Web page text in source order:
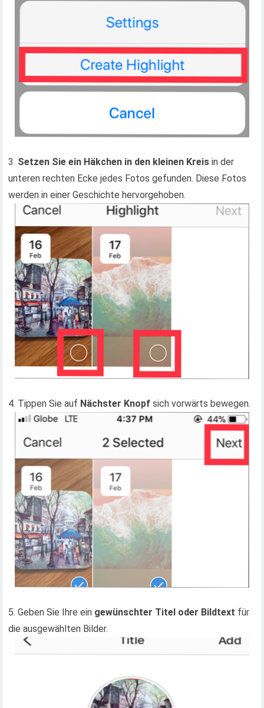
3. Setzen Sie ein Häkchen in den kleinen Kreis in der
unteren rechten Ecke jedes Fotos gefunden. Diese Fotos
werden in einer Geschichte hervorgehoben.
4. Tippen Sie auf Nächster Knopf sich vorwärts bewegen.
5. Geben Sie Ihre ein gewünschter Titel oder Bildtext für
die ausgewählten Bilder.